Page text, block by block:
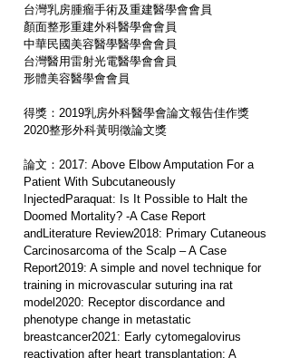
台灣乳房腫瘤手術及重建醫學會會員
顏面整形重建外科醫學會會員
中華民國美容醫學醫學會會員
台灣醫用雷射光電醫學會會員
形體美容醫學會會員
得獎：2019乳房外科醫學會論文報告佳作獎
2020整形外科黃明徵論文獎
論文：2017: Above Elbow Amputation For a
Patient With Subcutaneously
InjectedParaquat: Is It Possible to Halt the
Doomed Mortality? -A Case Report
andLiterature Review2018: Primary Cutaneous
Carcinosarcoma of the Scalp – A Case
Report2019: A simple and novel technique for
training in microvascular suturing ina rat
model2020: Receptor discordance and
phenotype change in metastatic
breastcancer2021: Early cytomegalovirus
reactivation after heart transplantation: A